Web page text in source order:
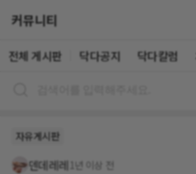
커뮤니티
전체 게시판 닥다공지 닥다칼럼
자유게시판
덴데레레 1년 이상 전